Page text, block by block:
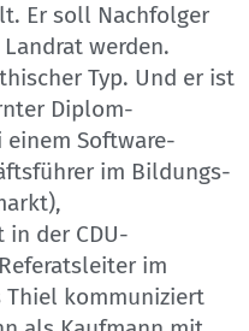
Er soll Nachfolger
werden.
Typ. Und er ist
Diplom-
einem Software-
im Bildungs-
der CDU-
im
Thiel kommuniziert